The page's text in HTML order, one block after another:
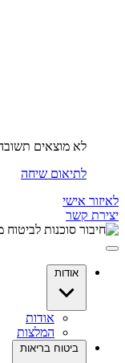
לא מוצאים
לתיאום שיחה
לאיזור אישי
יצירת קשר
אודות
אודות
המלצות
ביטוח בריאות